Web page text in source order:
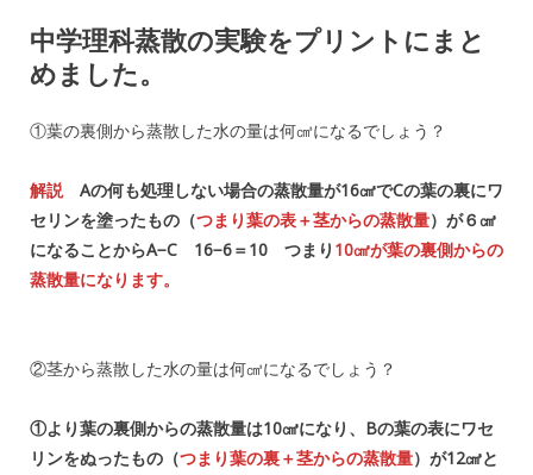
中学理科蒸散の実験をプリントにまと
めました。
①葉の裏側から蒸散した水の量は何㎤になるでしょう？
解説
Aの何も処理しない場合の蒸散量が16㎤でCの葉の裏にワ
セリンを塗ったもの（つまり葉の表＋茎からの蒸散量）が６㎤
になることからA−C 16−6＝10 つまり 10㎤が葉の裏側からの
蒸散量になります。
②茎から蒸散した水の量は何㎤になるでしょう？
①より葉の裏側からの蒸散量は10㎤になり、Bの葉の表にワセ
リンをぬったもの（つまり葉の裏＋茎からの蒸散量）が12㎤と